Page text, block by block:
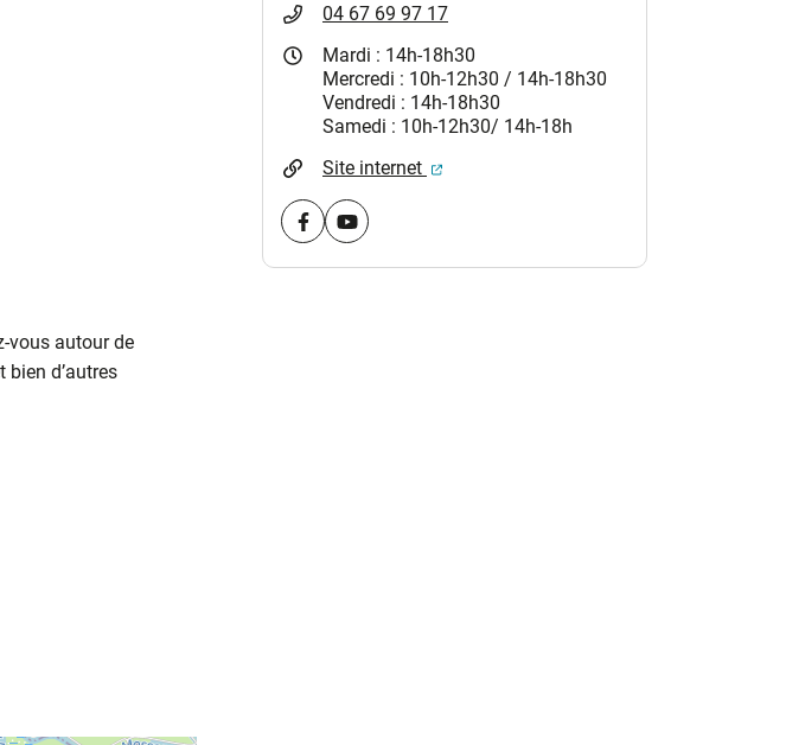
vous autour de
d’autres
04 67 69 97 17
Mardi : 14h-18h30
Mercredi : 10h-12h30 / 14h-18h30
Vendredi : 14h-18h30
Samedi : 10h-12h30/ 14h-18h
Site internet
(ouverture dans un nouvel onglet)
Visiter la page Facebook (nouvelle fenêtre)
Visiter la page youtube (nouvelle fenêtre)